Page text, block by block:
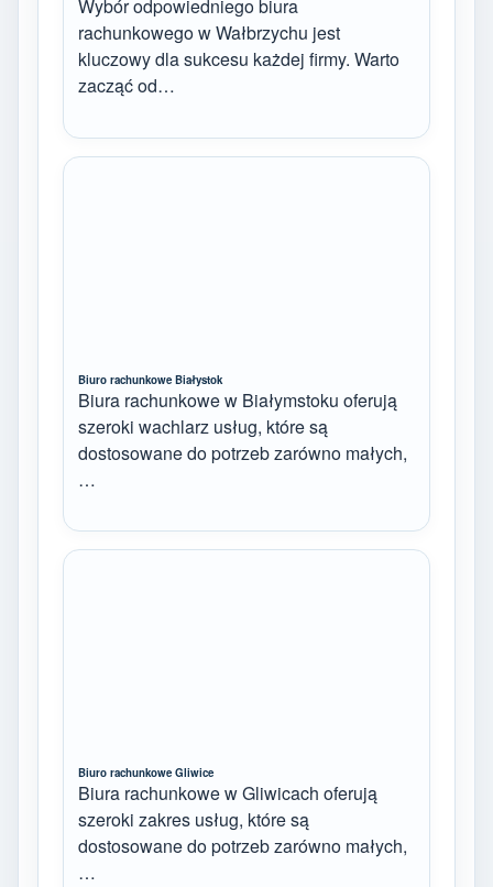
Wybór odpowiedniego biura
rachunkowego w Wałbrzychu jest
kluczowy dla sukcesu każdej firmy. Warto
zacząć od…
Biuro rachunkowe Białystok
Biura rachunkowe w Białymstoku oferują
szeroki wachlarz usług, które są
dostosowane do potrzeb zarówno małych,
…
Biuro rachunkowe Gliwice
Biura rachunkowe w Gliwicach oferują
szeroki zakres usług, które są
dostosowane do potrzeb zarówno małych,
…